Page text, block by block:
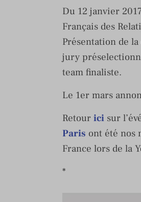
Du 12 janvier
Français des
Présentation de
jury
team finaliste.
Le 1er mars
Retour ici sur
Paris ont été nos
France lors de la
*